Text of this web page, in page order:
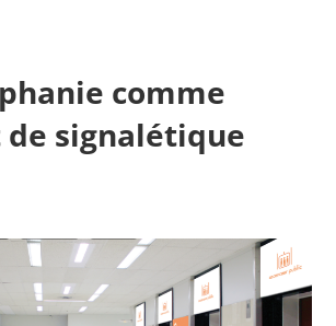
comme
signalétique